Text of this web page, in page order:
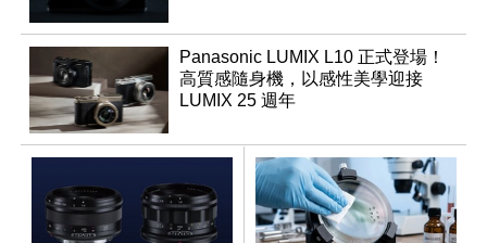
Panasonic LUMIX L10 正式登場！
高質感隨身機，以感性美學迎接
LUMIX 25 週年